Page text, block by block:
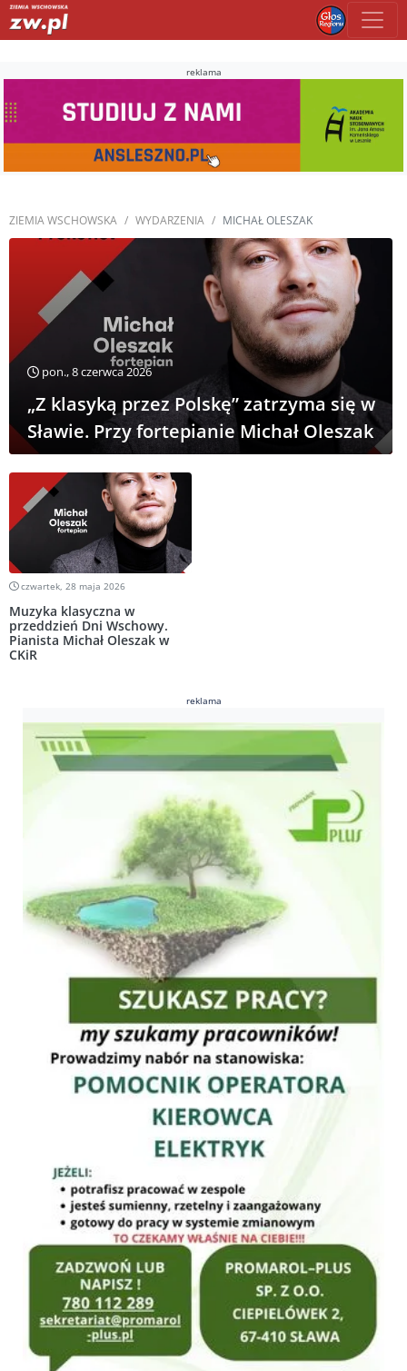
reklama
ZIEMIA WSCHOWSKA WYDARZENIA MICHAŁ OLESZAK
pon., 8 czerwca 2026
„Z klasyką przez Polskę” zatrzyma się w
Sławie. Przy fortepianie Michał Oleszak
czwartek, 28 maja 2026
Muzyka klasyczna w
przeddzień Dni Wschowy.
Pianista Michał Oleszak w
CKiR
reklama